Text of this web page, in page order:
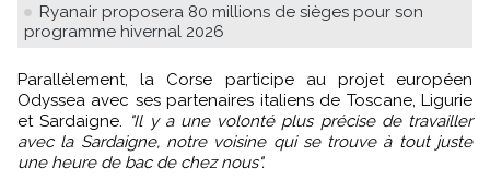
Ryanair proposera 80 millions de sièges pour son
programme hivernal 2026
Parallèlement, la Corse participe au projet européen
Odyssea avec ses partenaires italiens de Toscane, Ligurie
et Sardaigne.
"Il y a une volonté plus précise de travailler
avec la Sardaigne, notre voisine qui se trouve à tout juste
une heure de bac de chez nous".